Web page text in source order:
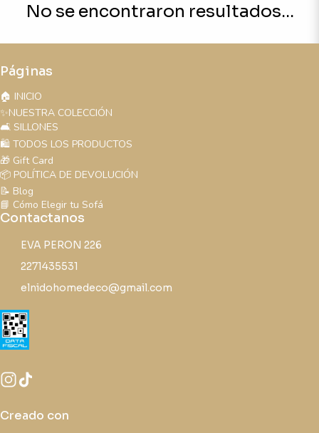
No se encontraron resultados...
Páginas
🏠 INICIO
✨NUESTRA COLECCIÓN
🛋️ SILLONES
🛍️ TODOS LOS PRODUCTOS
🎁 Gift Card
📦 POLÍTICA DE DEVOLUCIÓN
📝 Blog
📘 Cómo Elegir tu Sofá
Contactanos
EVA PERON 226
2271435531
elnidohomedeco@gmail.com
Creado con